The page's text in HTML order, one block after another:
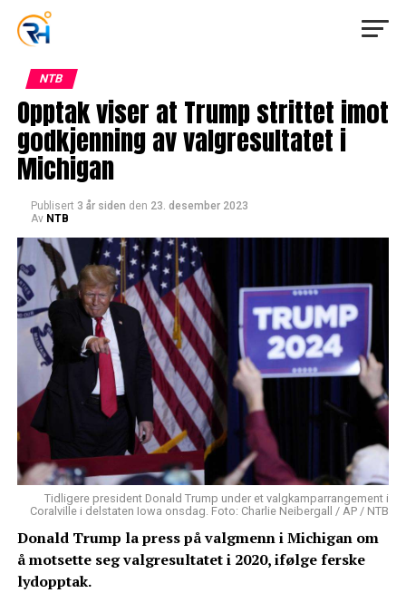
NTB
Opptak viser at Trump strittet imot
godkjenning av valgresultatet i
Michigan
Publisert 3 år siden den 23. desember 2023
Av NTB
Tidligere president Donald Trump under et valgkamparrangement i
Coralville i delstaten Iowa onsdag. Foto: Charlie Neibergall / AP / NTB
Donald Trump la press på valgmenn i Michigan om
å motsette seg valgresultatet i 2020, ifølge ferske
lydopptak.